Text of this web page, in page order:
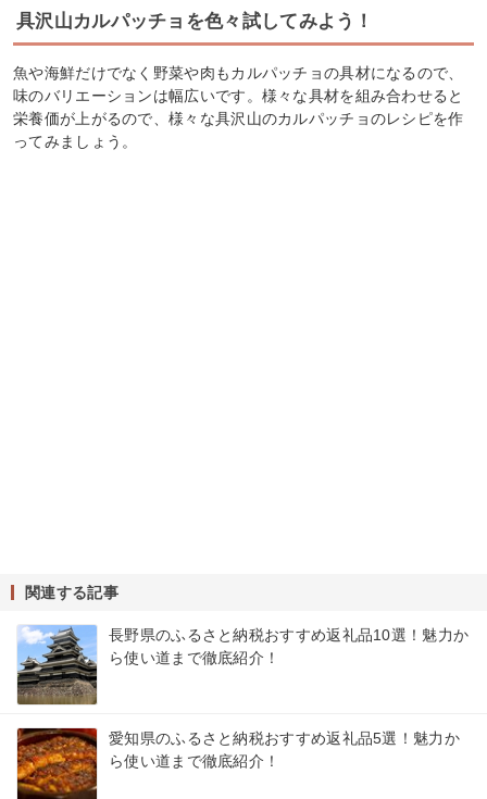
具沢山カルパッチョを色々試してみよう！
魚や海鮮だけでなく野菜や肉もカルパッチョの具材になるので、
味のバリエーションは幅広いです。様々な具材を組み合わせると
栄養価が上がるので、様々な具沢山のカルパッチョのレシピを作
ってみましょう。
関連する記事
長野県のふるさと納税おすすめ返礼品10選！魅力か
ら使い道まで徹底紹介！
愛知県のふるさと納税おすすめ返礼品5選！魅力か
ら使い道まで徹底紹介！